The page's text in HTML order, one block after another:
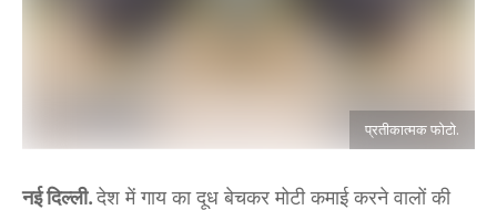
प्रतीकात्मक फोटो.
नई दिल्ली.देश में गाय का दूध बेचकर मोटी कमाई करने वालों की